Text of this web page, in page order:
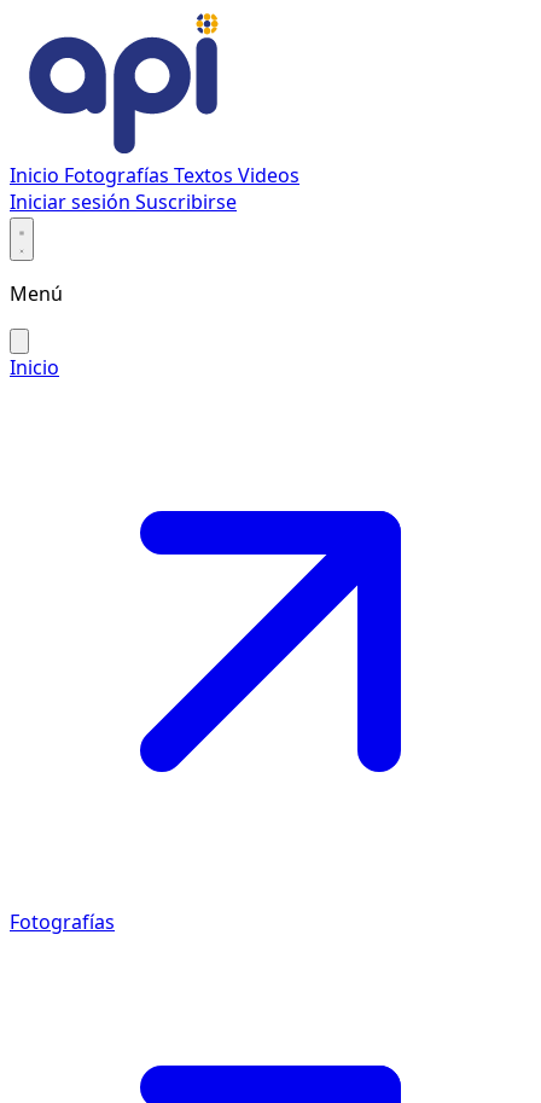
Inicio Fotografías Textos Videos
Iniciar sesión Suscribirse
Menú
Inicio
Fotografías